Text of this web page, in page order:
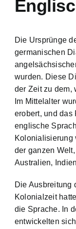
Die Ursprünge
germanischen
wurden. Diese
der Zeit zu dem,
Im Mittelalter
erobert, und das
englische
Kolonialisierung
der ganzen
Australien,
Die Ausbreitung
Kolonialzeit
die Sprache. In
entwickelten